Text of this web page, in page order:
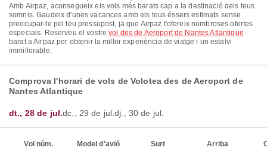
Amb Airpaz, aconsegueix els vols més barats cap a la destinació dels teus
somnis. Gaudeix d'unes vacances amb els teus éssers estimats sense
preocupar-te pel teu pressupost, ja que Airpaz t'ofereix nombroses ofertes
especials. Reserveu el vostrevol des de Aeroport de Nantes Atlantique
barat a Airpaz per obtenir la millor experiència de viatge i un estalvi
immillorable.
Comprova l'horari de vols de Volotea des de Aeroport de
Nantes Atlantique
dt., 28 de jul.dc., 29 de jul.dj., 30 de jul.
Vol núm. Model d'avió Surt Arriba